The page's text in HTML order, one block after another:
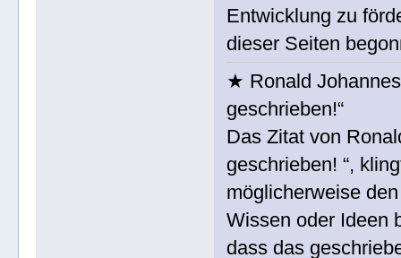
Entwicklung zu
dieser Seiten
★ Ronald
geschrieben!“
Das Zitat von
geschrieben! “,
möglicherweise
Wissen oder Ideen
dass das